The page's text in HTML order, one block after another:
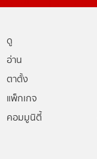
ดู
อ่าน
ตาตั้ง
แพ็กเกจ
คอมมูนิตี้